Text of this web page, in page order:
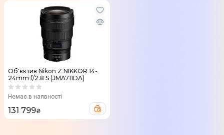
Об'єктив Nikon Z NIKKOR 14-
24mm f/2.8 S (JMA711DA)
Немає в наявності
131 799₴